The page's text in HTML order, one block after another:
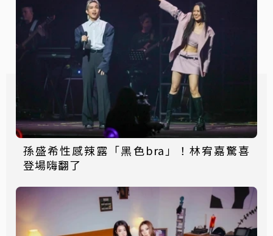
孫盛希性感辣露「黑色bra」！林宥嘉驚喜
登場嗨翻了